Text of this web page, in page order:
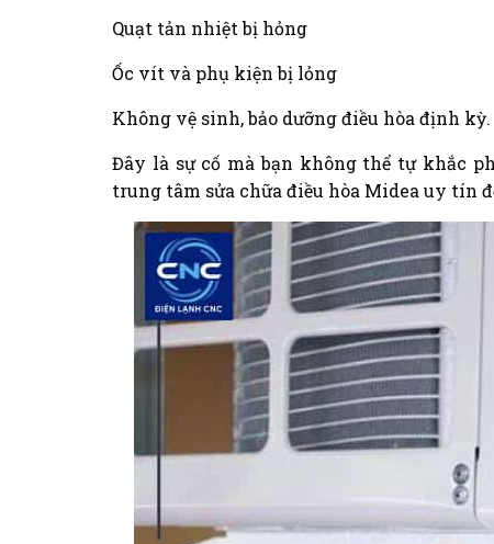
Quạt tản nhiệt bị hỏng
Ốc vít và phụ kiện bị lỏng
Không vệ sinh, bảo dưỡng điều hòa định kỳ.
Đây là sự cố mà bạn không thể tự khắc
trung tâm sửa chữa điều hòa Midea uy tín